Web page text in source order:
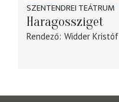
SZENTENDREI TEÁTRUM
Haragossziget
Rendező Widder Kristóf